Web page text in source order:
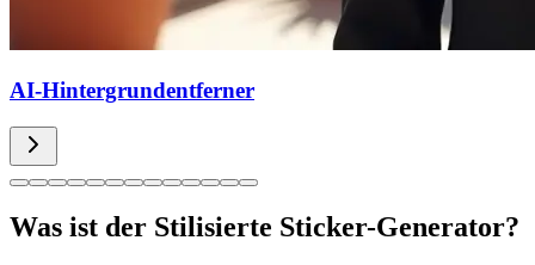
AI-Hintergrundentferner
Was ist der Stilisierte Sticker-Generator?